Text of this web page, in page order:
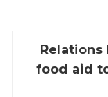
Relations
food aid